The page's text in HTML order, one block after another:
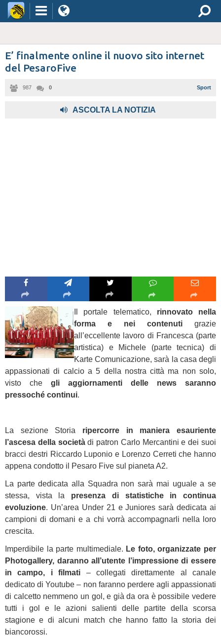
E’ finalmente online il nuovo sito internet
del PesaroFive
987 0 Sport
ASCOLTA LA NOTIZIA
Il portale telematico, rinnovato nella
forma e nei contenuti grazie
all’eccellente lavoro di Francesca (parte
artistica) e Michele (parte tecnica) di
Karte Comunicazione, sarà la casa degli
appassionati di calcio a 5 della nostra città ma non solo,
visto che gli aggiornamenti delle news saranno
pressoché continui.
La sezione Storia ripercorre in maniera esauriente
l’ascesa della societàdi patron Carlo Mercantini e dei suoi
bracci destri Riccardo Luponio e Lorenzo Cerreti che hanno
appena condotto il Pesaro Five sul pianeta A2.
La parte dedicata alla Squadra non sarà mai uguale a se
stessa, vista la presenza di statistiche in continua
evoluzione. Un’area Under 21 e Juniores sarà dedicata ai
campioni di domani e a chi vorrà accompagnarli nella loro
crescita.
Imperdibile la parte multimediale. Le foto, organizzate per
Photogallery, daranno all’utente l’impressione di essere
in campo, i filmati – collegati direttamente al canale
dedicato di Youtube – non faranno perdere agli appassionati
di calcetto nemmeno un gol, e già da ora è possibile vedere
tutti i gol e le azioni salienti delle partite della scorsa
stagione e di alcuni match che hanno fatto la storia dei
biancorossi.